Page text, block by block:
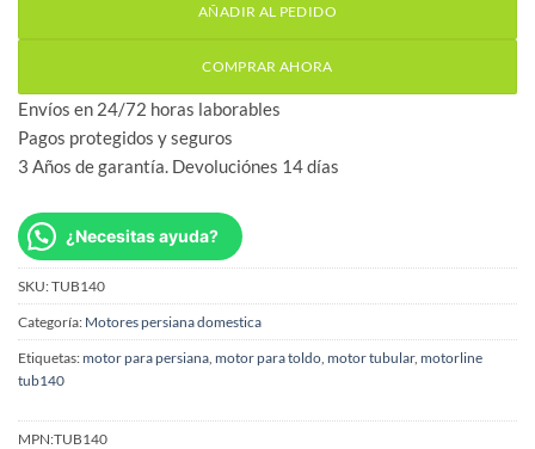
AÑADIR AL PEDIDO
COMPRAR AHORA
Envíos en 24/72 horas laborables
Pagos protegidos y seguros
3 Años de garantía. Devoluciónes 14 días
¿Necesitas ayuda?
SKU:TUB140
Categoría: Motores persiana domestica
Etiquetas:motor para persiana motor para toldo motor tubular, motorline
tub140
MPN:TUB140